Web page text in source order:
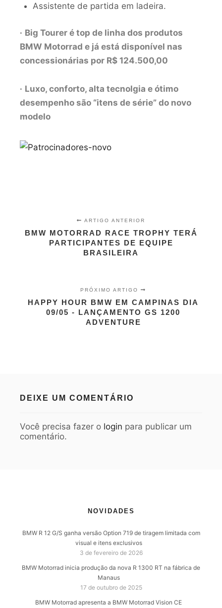
Assistente de partida em ladeira.
· Big Tourer é top de linha dos produtos
BMW Motorrad e já está disponível nas
concessionárias por R$ 124.500,00
· Luxo, conforto, alta tecnolgia e ótimo
desempenho são “itens de série” do novo
modelo
ARTIGO ANTERIOR
BMW MOTORRAD RACE TROPHY TERÁ
PARTICIPANTES DE EQUIPE
BRASILEIRA
PRÓXIMO ARTIGO
HAPPY HOUR BMW EM CAMPINAS DIA
09/05 - LANÇAMENTO GS 1200
ADVENTURE
DEIXE UM COMENTÁRIO
Você precisa fazer o login para publicar um
comentário.
NOVIDADES
BMW R 12 G/S ganha versão Option 719 de tiragem limitada com
visual e itens exclusivos
3 de fevereiro de 2026
BMW Motorrad inicia produção da nova R 1300 RT na fábrica de
Manaus
17 de outubro de 2025
BMW Motorrad apresenta a BMW Motorrad Vision CE